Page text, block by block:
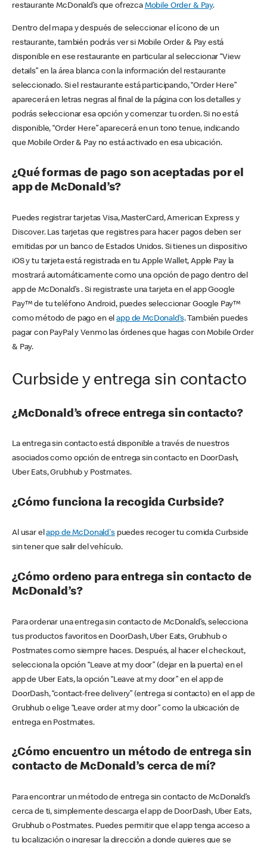
restaurante McDonald’s que ofrezca Mobile Order & Pay.
Dentro del mapa y después de seleccionar el ícono de un
restaurante, también podrás ver si Mobile Order & Pay está
disponible en ese restaurante en particular al seleccionar “View
details” en la área blanca con la información del restaurante
seleccionado. Si el restaurante está participando, “Order Here”
aparecerá en letras negras al final de la página con los detalles y
podrás seleccionar esa opción y comenzar tu orden. Si no está
disponible, “Order Here” aparecerá en un tono tenue, indicando
que Mobile Order & Pay no está activado en esa ubicación.
¿Qué formas de pago son aceptadas por el
app de McDonald’s?
Puedes registrar tarjetas Visa, MasterCard, American Express y
Discover. Las tarjetas que registres para hacer pagos deben ser
emitidas por un banco de Estados Unidos. Si tienes un dispositivo
iOS y tu tarjeta está registrada en tu Apple Wallet, Apple Pay la
mostrará automáticamente como una opción de pago dentro del
app de McDonald’s . Si registraste una tarjeta en el app Google
Pay™ de tu teléfono Android, puedes seleccionar Google Pay™
como método de pago en elapp de McDonald’s. También puedes
pagar con PayPal y Venmo las órdenes que hagas con Mobile Order
& Pay.
Curbside y entrega sin contacto
¿McDonald’s ofrece entrega sin contacto?
La entrega sin contacto está disponible a través de nuestros
asociados como opción de entrega sin contacto en DoorDash,
Uber Eats, Grubhub y Postmates.
¿Cómo funciona la recogida Curbside?
Al usar elapp de McDonald'spuedes recoger tu comida Curbside
sin tener que salir del vehículo.
¿Cómo ordeno para entrega sin contacto de
McDonald’s?
Para ordenar una entrega sin contacto de McDonald’s, selecciona
tus productos favoritos en DoorDash, Uber Eats, Grubhub o
Postmates como siempre haces. Después, al hacer el checkout,
selecciona la opción “Leave at my door” (dejar en la puerta) en el
app de Uber Eats, la opción “Leave at my door” en el app de
DoorDash, “contact-free delivery” (entrega si contacto) en el app de
Grubhub o elige “Leave order at my door” como la ubicación de
entrega en Postmates.
¿Cómo encuentro un método de entrega sin
contacto de McDonald’s cerca de mí?
Para encontrar un método de entrega sin contacto de McDonald’s
cerca de ti, simplemente descarga el app de DoorDash, Uber Eats,
Grubhub o Postmates. Puedes permitir que el app tenga acceso a
tu localización o ingresar la dirección a donde quieres que se